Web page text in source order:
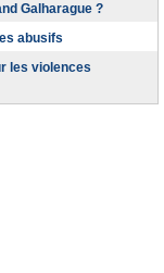
Galharague ?
abusifs
les violences